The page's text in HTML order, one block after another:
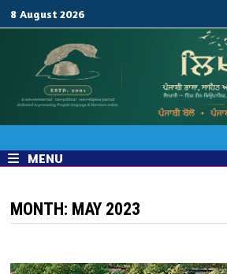
8 August 2026
MENU
MONTH: MAY 2023